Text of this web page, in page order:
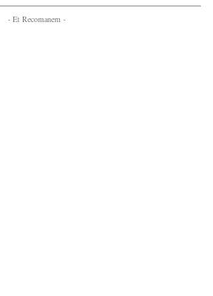
- Et Recomanem -